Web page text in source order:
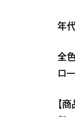
年
全
ロ
【